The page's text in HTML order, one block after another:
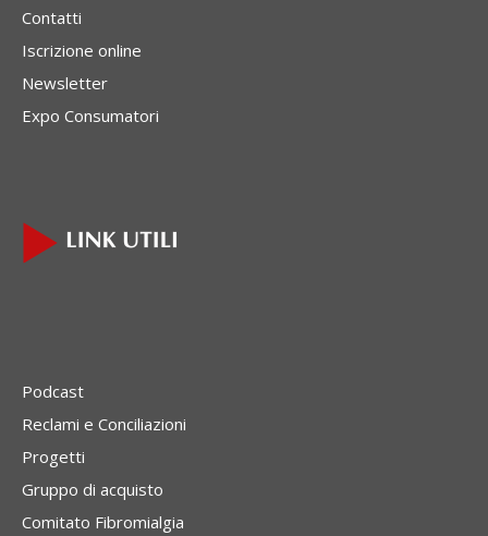
Contatti
Iscrizione online
Newsletter
Expo Consumatori
Podcast
Reclami e Conciliazioni
Progetti
Gruppo di acquisto
Comitato Fibromialgia